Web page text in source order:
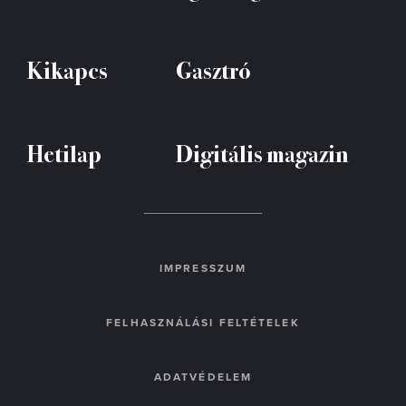
Kikapcs Gasztró
Hetilap Digitális magazin
IMPRESSZUM
FELHASZNÁLÁSI FELTÉTELEK
ADATVÉDELEM